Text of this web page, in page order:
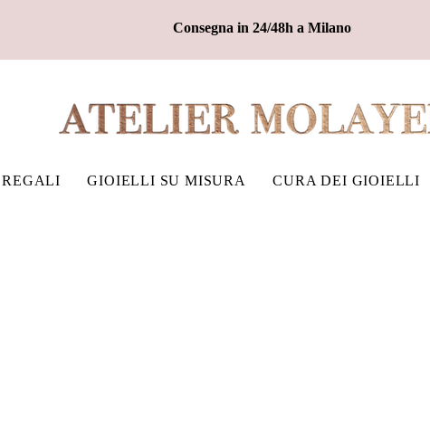
Consegna in 24/48h a Milano
REGALI GIOIELLI SU MISURA CURA DEI GIOIELLI